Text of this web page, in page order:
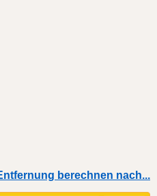
berechnen nach...